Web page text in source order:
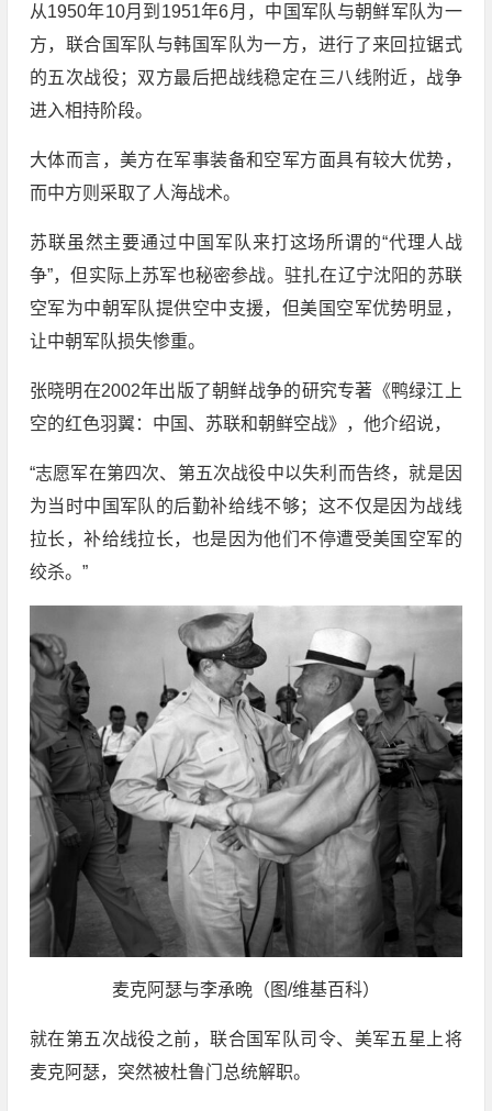
从1950年10月到1951年6月，中国军队与朝鲜军队为一
方，联合国军队与韩国军队为一方，进行了来回拉锯式
的五次战役；双方最后把战线稳定在三八线附近，战争
进入相持阶段。
大体而言，美方在军事装备和空军方面具有较大优势，
而中方则采取了人海战术。
苏联虽然主要通过中国军队来打这场所谓的“代理人战
争”，但实际上苏军也秘密参战。驻扎在辽宁沈阳的苏联
空军为中朝军队提供空中支援，但美国空军优势明显，
让中朝军队损失惨重。
张晓明在2002年出版了朝鲜战争的研究专著《鸭绿江上
空的红色羽翼：中国、苏联和朝鲜空战》，他介绍说，
“志愿军在第四次、第五次战役中以失利而告终，就是因
为当时中国军队的后勤补给线不够；这不仅是因为战线
拉长，补给线拉长，也是因为他们不停遭受美国空军的
绞杀。”
麦克阿瑟与李承晩（图/维基百科）
就在第五次战役之前，联合国军队司令、美军五星上将
麦克阿瑟，突然被杜鲁门总统解职。